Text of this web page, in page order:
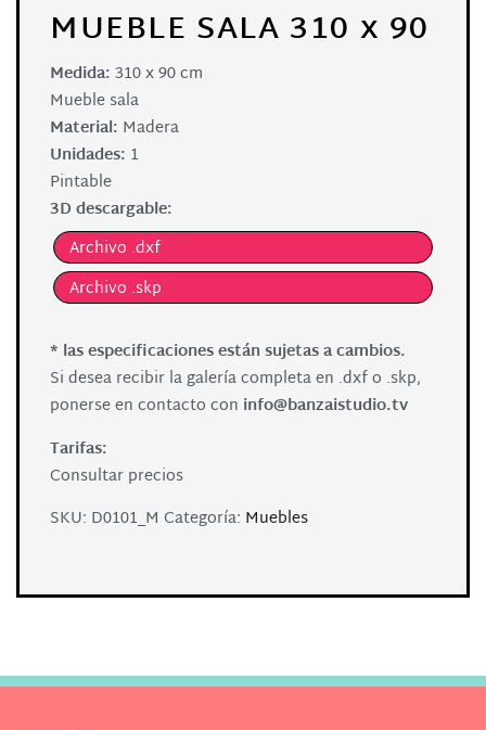
MUEBLE SALA 310 x 90
Medida:310 x 90 cm
Mueble sala
Material: Madera
Unidades: 1
Pintable
3D descargable:
Archivo .dxf
Archivo .skp
* las especificaciones están sujetas a cambios.
Si desea recibir la galería completa en .dxf o .skp,
ponerse en contacto con info@banzaistudio.tv
Tarifas:
Consultar precios
SKU: D0101_M Categoría: Muebles